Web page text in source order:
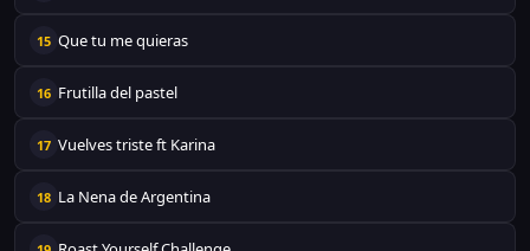
15 Que tu me quieras
16 Frutilla del pastel
17 Vuelves triste ft Karina
18 La Nena de Argentina